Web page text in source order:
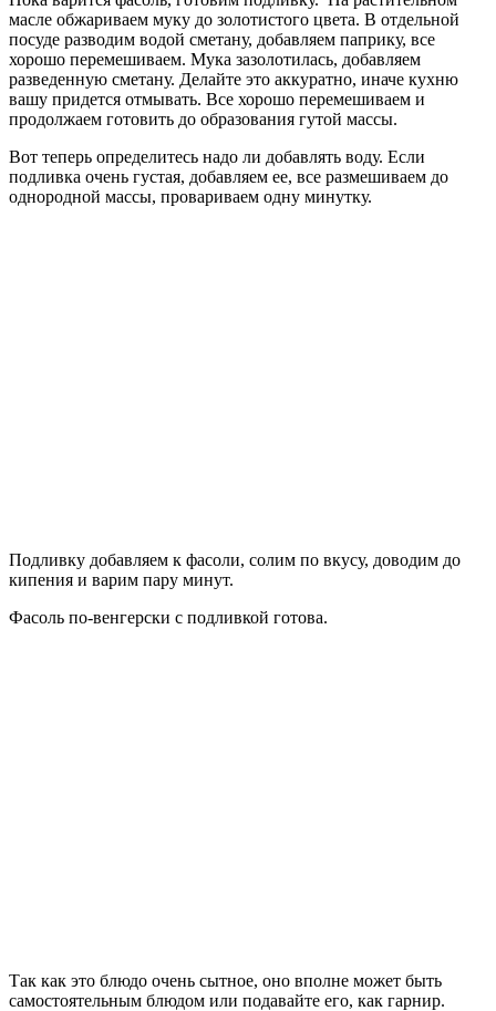
масле обжариваем муку до золотистого цвета. В отдельной
посуде разводим водой сметану, добавляем паприку, все
хорошо перемешиваем. Мука зазолотилась, добавляем
разведенную сметану. Делайте это аккуратно, иначе кухню
вашу придется отмывать. Все хорошо перемешиваем и
продолжаем готовить до образования гутой массы.
Вот теперь определитесь надо ли добавлять воду. Если
подливка очень густая, добавляем ее, все размешиваем до
однородной массы, провариваем одну минутку.
Подливку добавляем к фасоли, солим по вкусу, доводим до
кипения и варим пару минут.
Фасоль по-венгерски с подливкой готова.
Так как это блюдо очень сытное, оно вполне может быть
самостоятельным блюдом или подавайте его, как гарнир.